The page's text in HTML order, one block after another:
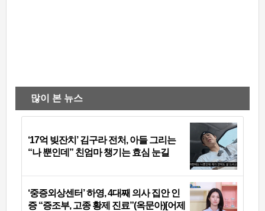
많이 본 뉴스
‘17억 빚잔치’ 김구라 전처, 아들 그리는
“나 뿐인데” 친엄마 챙기는 효심 눈길
‘중증외상센터’ 하영, 4대째 의사 집안 인
증 “증조부, 고종 황제 진료”(옥문아)[어제